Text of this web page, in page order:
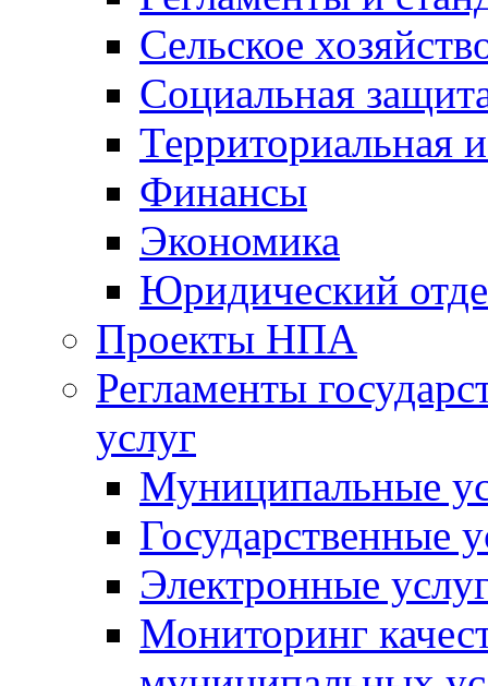
Сельское
Социальная
Территориальная
Финансы
Экономика
Юридический
Проекты НПА
Регламенты
услуг
Муниципальные
Государственные
Электронные
Мониторинг